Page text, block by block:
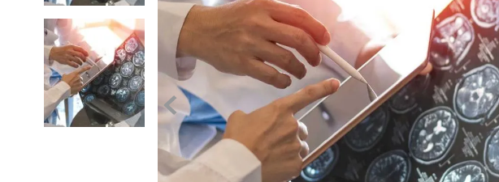
8 ginecología
9. mamografia
10. resonancia